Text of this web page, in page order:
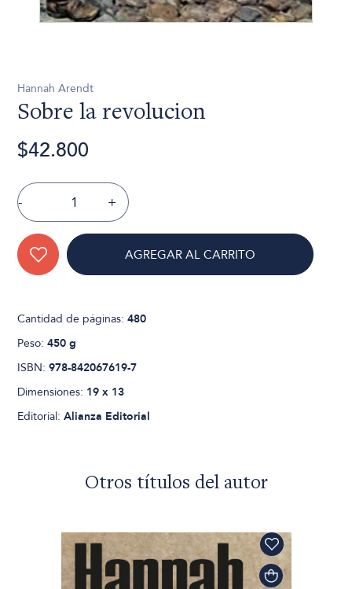
Hannah Arendt
Sobre la revolucion
$42.800
- +
AGREGAR AL CARRITO
Cantidad de páginas:480
Peso:450 g
ISBN:978-842067619-7
Dimensiones: 19 x 13
Editorial:Alianza Editorial
Otros títulos del autor